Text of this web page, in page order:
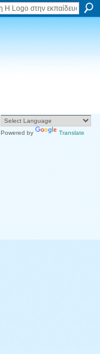
Powered by Translate